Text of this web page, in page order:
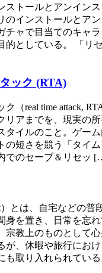
ストールとアンイン
のインストールとア
チャで目当てのキャ
的としている。 「リ
ック (RTA)
ク（real time attack,
リアまでを、現実の
タイルのこと。ゲー
の短さを競う「タイム
でのセーブ＆リセッ
）とは、自宅などの普
身を置き、日常を忘
宗教上のものとして
が、休暇や旅行にお
も取り入れられてい